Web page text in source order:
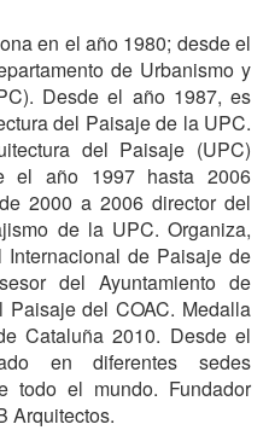
en el año 1980; desde el
de Urbanismo y
Desde el año 1987, es
del Paisaje de la UPC.
del Paisaje (UPC)
el año 1997 hasta 2006
2000 a 2006 director del
de la UPC. Organiza,
de Paisaje de
del Ayuntamiento de
del COAC. Medalla
Cataluña 2010. Desde el
en diferentes sedes
todo el mundo. Fundador
Arquitectos.